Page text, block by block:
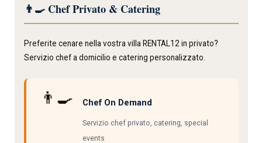
👨‍🍳 Chef Privato & Catering
Preferite cenare nella vostra villa RENTAL12 in privato?
Servizio chef a domicilio e catering personalizzato.
👨‍🍳 Chef On Demand
Servizio chef privato, catering, special
events